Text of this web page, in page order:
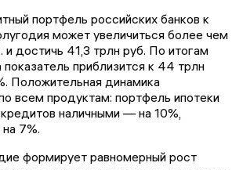
портфель российских банков к
может увеличиться более чем
достичь 41,3 трлн руб. По итогам
приблизится к 44 трлн
Положительная динамика
всем продуктам: портфель ипотеки
наличными — на 10%,
7%.
формирует равномерный рост